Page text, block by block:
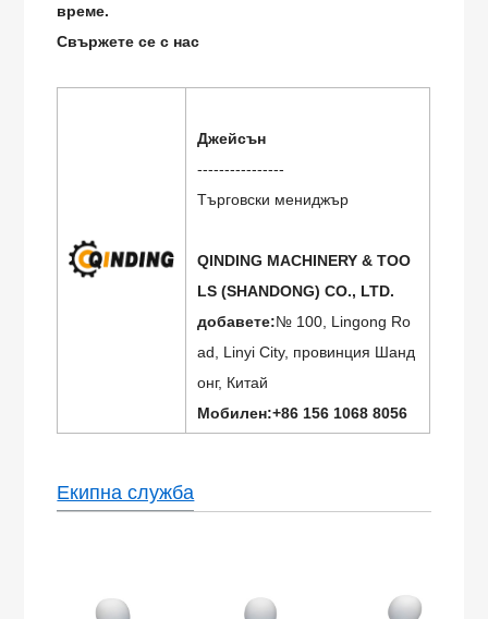
време.
Свържете се с нас
Джейсън
----------------
Търговски мениджър
QINDING MACHINERY & TOO
LS (SHANDONG) CO., LTD.
добавете:№ 100, Lingong Ro
ad, Linyi City, провинция Шанд
онг, Китай
Мобилен:+86 156 1068 8056
Екипна служба